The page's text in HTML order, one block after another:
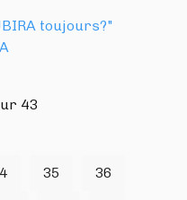
toujours?"
43
35 36